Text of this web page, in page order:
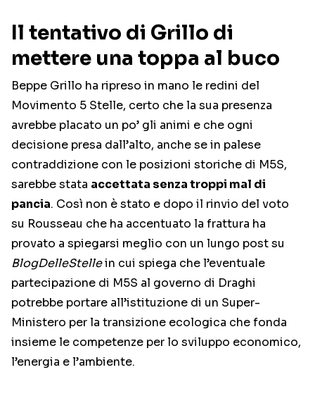
Il tentativo di Grillo di
mettere una toppa al buco
Beppe Grillo ha ripreso in mano le redini del
Movimento 5 Stelle, certo che la sua presenza
avrebbe placato un po’ gli animi e che ogni
decisione presa dall’alto, anche se in palese
contraddizione con le posizioni storiche di M5S,
sarebbe stata accettata senza troppi mal di
pancia. Così non è stato e dopo il rinvio del voto
su Rousseau che ha accentuato la frattura ha
provato a spiegarsi meglio con un lungo post su
BlogDelleStellein cui spiega che l’eventuale
partecipazione di M5S al governo di Draghi
potrebbe portare all’istituzione di un Super-
Ministero per la transizione ecologica che fonda
insieme le competenze per lo sviluppo economico,
l’energia e l’ambiente.